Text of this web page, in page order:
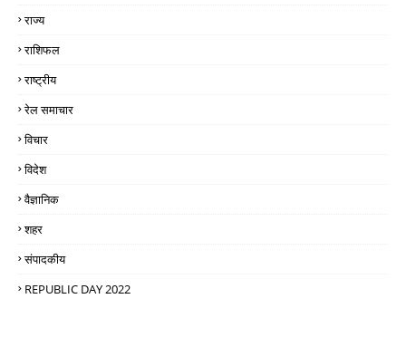
राज्य
राशिफल
राष्ट्रीय
रेल समाचार
विचार
विदेश
वैज्ञानिक
शहर
संपादकीय
REPUBLIC DAY 2022